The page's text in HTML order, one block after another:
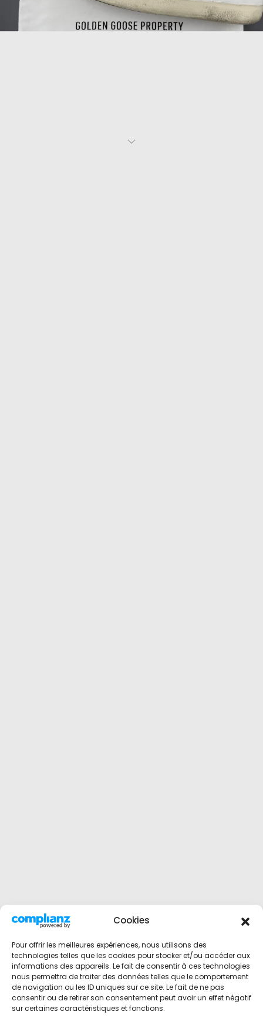
Cookies
Pour offrir les meilleures expériences, nous utilisons des
technologies telles que les cookies pour stocker et/ou accéder aux
informations des appareils. Le fait de consentir à ces technologies
nous permettra de traiter des données telles que le comportement
de navigation ou les ID uniques sur ce site. Le fait de ne pas
consentir ou de retirer son consentement peut avoir un effet négatif
sur certaines caractéristiques et fonctions.